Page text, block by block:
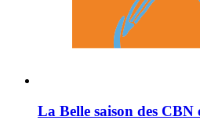
La Belle saison des CBN